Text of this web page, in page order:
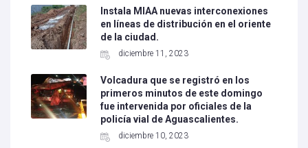
Instala MIAA nuevas interconexiones
en líneas de distribución en el oriente
de la ciudad.
diciembre 11, 2023
Volcadura que se registró en los
primeros minutos de este domingo
fue intervenida por oficiales de la
policía vial de Aguascalientes.
diciembre 10, 2023